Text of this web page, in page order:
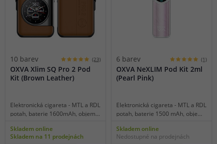
10 barev (23)
OXVA Xlim SQ Pro 2 Pod
Kit (Brown Leather)
Elektronická cigareta - MTL a RDL
potah, baterie 1600mAh, objem
5-30W, dobíjení USB-C, regulace
air-flow, HD displej, inteligentní
Skladem online
Skladem na 11 prodejnách
6 barev (1)
OXVA NeXLIM Pod Kit 2ml
(Pearl Pink)
Elektronická cigareta - MTL a RDL
potah, baterie 1500 mAh, objem
výkon 5-40 W, rychlé dobíjení
5V/2A přes USB-C, regulace air-
Skladem online
Nedostupné na prodejnách